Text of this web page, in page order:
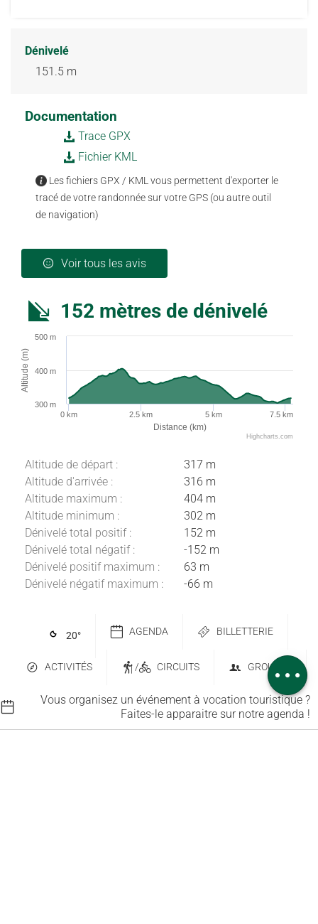
Avis
Dénivelé
151.5 m
Documentation
Trace GPX
Fichier KML
Les fichiers GPX / KML vous permettent d'exporter le
tracé de votre randonnée sur votre GPS (ou autre outil
de navigation)
Voir tous les avis
152 mètres de dénivelé
Distance (km)
Altitude (m)
0 km 2.5 km 5 km 7.5 km
300 m
400 m
500 m
Highcharts.com
Altitude de départ :
317 m
Altitude d'arrivée :
316 m
Altitude maximum :
404 m
Altitude minimum :
302 m
Dénivelé total positif :
152 m
Dénivelé total négatif :
-152 m
Dénivelé positif maximum :
63 m
Dénivelé négatif maximum :
-66 m
20° AGENDA BILLETTERIE
ACTIVITÉS / CIRCUITS GROUPES
Vous organisez un événement à vocation touristique ?
Faites-le apparaitre sur notre agenda !